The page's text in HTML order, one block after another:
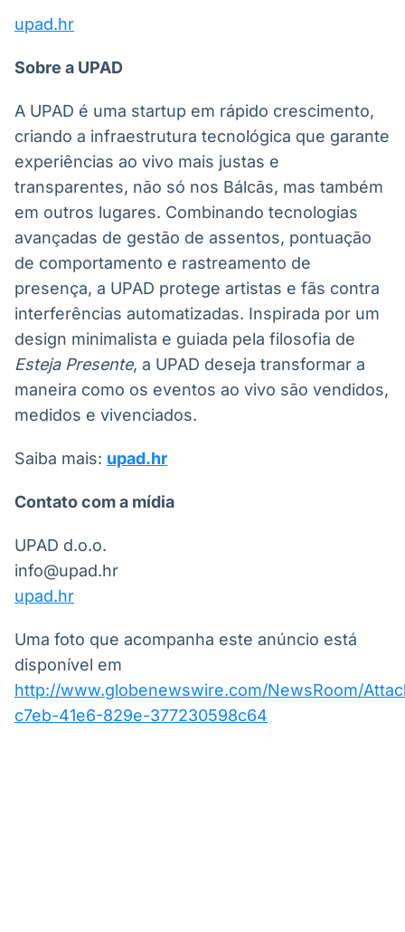
upad.hr
Sobre a UPAD
A UPAD é uma startup em rápido crescimento,
criando a infraestrutura tecnológica que garante
experiências ao vivo mais justas e
transparentes, não só nos Bálcãs, mas também
em outros lugares. Combinando tecnologias
avançadas de gestão de assentos, pontuação
de comportamento e rastreamento de
presença, a UPAD protege artistas e fãs contra
interferências automatizadas. Inspirada por um
design minimalista e guiada pela filosofia de
Esteja Presente, a UPAD deseja transformar a
maneira como os eventos ao vivo são vendidos,
medidos e vivenciados.
Saiba mais: upad.hr
Contato com a mídia
UPAD d.o.o.
info@upad.hr
upad.hr
Uma foto que acompanha este anúncio está
disponível em
http://www.globenewswire.com/NewsRoom/
c7eb-41e6-829e-377230598c64